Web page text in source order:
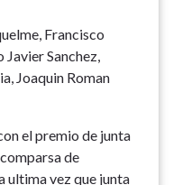
Francisco
Javier Sanchez,
Joaquin Roman
el premio de junta
de
ultima vez que junta